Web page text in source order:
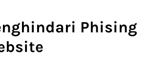
Phising